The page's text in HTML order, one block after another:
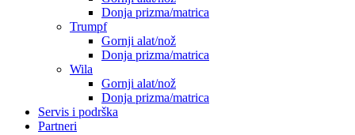
Donja prizma/matrica
Trumpf
Gornji alat/nož
Donja prizma/matrica
Wila
Gornji alat/nož
Donja prizma/matrica
Servis i podrška
Partneri